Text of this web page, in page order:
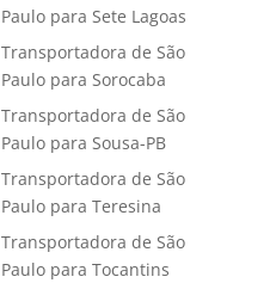
Paulo para Sete Lagoas
Transportadora de São
Paulo para Sorocaba
Transportadora de São
Paulo para Sousa-PB
Transportadora de São
Paulo para Teresina
Transportadora de São
Paulo para Tocantins